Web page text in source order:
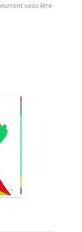
vous être